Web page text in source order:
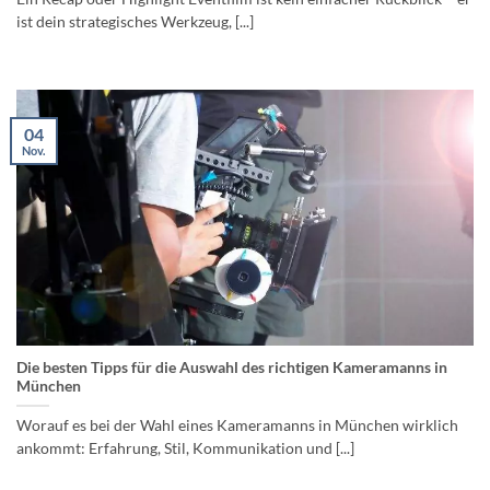
ist dein strategisches Werkzeug, [...]
Die besten Tipps für die Auswahl des richtigen Kameramanns in
München
Worauf es bei der Wahl eines Kameramanns in München wirklich
ankommt: Erfahrung, Stil, Kommunikation und [...]
04
Nov.